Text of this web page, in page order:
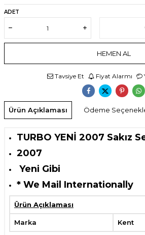
ADET
HEMEN AL
Tavsiye Et Fiyat Alarmı
Ürün Açıklaması Ödeme
TURBO YENİ 2007 Sakız
2007
Yeni Gibi
* We Mail Internationally
Ürün Açıklaması
Marka Kent